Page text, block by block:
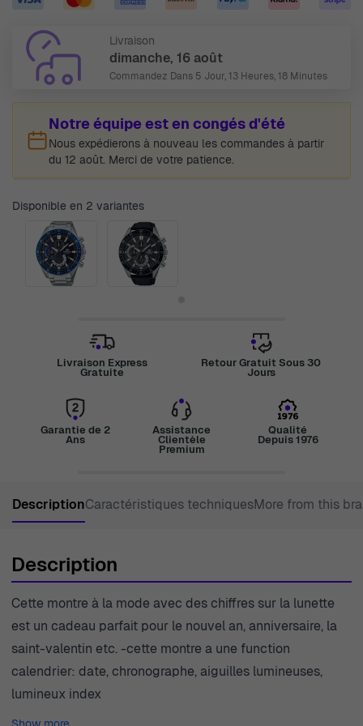
Livraison
dimanche, 16 août
Commandez Dans 5 Jour, 13 Heures, 18 Minutes
Notre équipe est en congés d'été
Nous expédierons à nouveau les commandes à partir
du 12 août. Merci de votre patience.
Disponible en 2 variantes
Livraison Express
Gratuite
Retour Gratuit Sous 30
Jours
Garantie de 2
Ans
Assistance
Clientèle
Premium
Qualité
Depuis 1976
DescriptionCaractéristiques techniquesMore from this
Description
Cette montre à la mode avec des chiffres sur la lunette
est un cadeau parfait pour le nouvel an, anniversaire, la
saint-valentin etc. -cette montre a une function
calendrier: date, chronographe, aiguilles lumineuses,
lumineux index